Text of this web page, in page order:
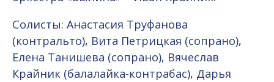
Солисты: Анастасия Труфанова
(контральто), Вита Петрицкая (сопрано),
Елена Танишева (сопрано), Вячеслав
Крайник (балалайка-контрабас), Дарья